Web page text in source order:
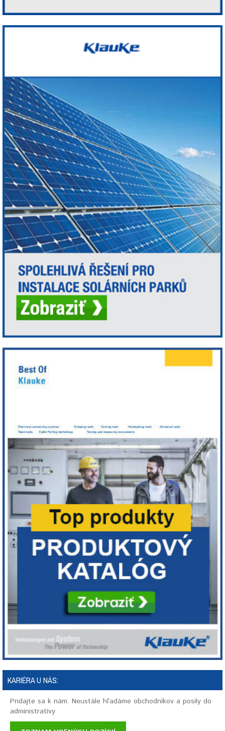
KARIÉRA U NÁS:
Pridajte sa k nám. Neustále hľadáme obchodníkov a posily do
administratívy